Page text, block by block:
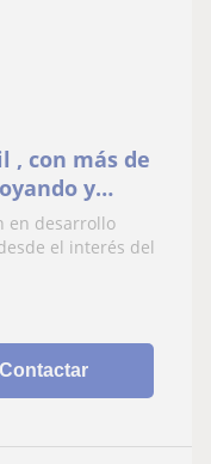
, con más de
y
en desarrollo
el interés del
Contactar